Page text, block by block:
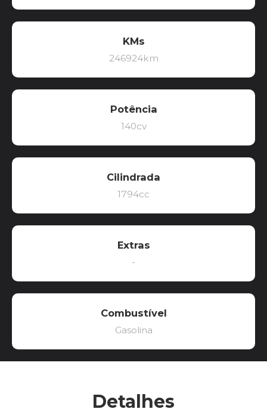
KMs
246924km
Potência
140cv
Cilindrada
1794cc
Extras
-
Combustível
Gasolina
Detalhes